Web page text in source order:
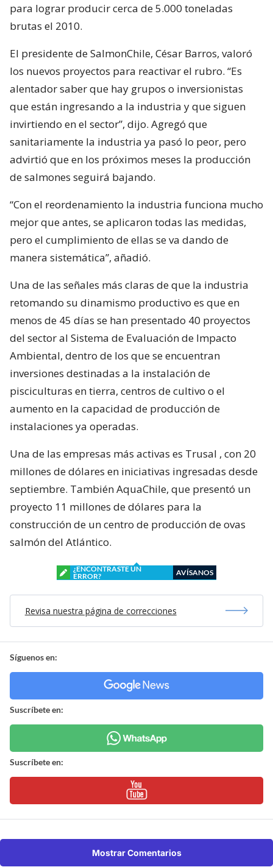
para lograr producir cerca de 5.000 toneladas
brutas el 2010.
El presidente de SalmonChile, César Barros, valoró
los nuevos proyectos para reactivar el rubro. “Es
alentador saber que hay grupos o inversionistas
que están ingresando a la industria y que siguen
invirtiendo en el sector”, dijo. Agregó que
sanitariamente la industria ya pasó lo peor, pero
advirtió que en los próximos meses la producción
de salmones seguirá bajando.
“Con el reordenamiento la industria funciona mucho
mejor que antes, se aplicaron todas las medidas,
pero el cumplimiento de ellas se va dando de
manera sistemática”, añadió.
Una de las señales más claras de que la industria
retomando su dinamismo productivo es que en
menos de 45 días se han presentado 40 proyectos
del sector al Sistema de Evaluación de Impacto
Ambiental, dentro de los que se encuentran
inversiones destinadas a la instalación de
pisciculturas en tierra, centros de cultivo o el
aumento en la capacidad de producción de
instalaciones ya operadas.
Una de las empresas más activas es Trusal , con 20
millones de dólares en iniciativas ingresadas desde
septiembre. También AquaChile, que presentó un
proyecto 11 millones de dólares para la
construcción de un centro de producción de ovas
salmón del Atlántico.
¿ENCONTRASTE UN
ERROR?
AVÍSANOS
Revisa nuestra página de correcciones
Síguenos en:
Suscríbete en:
Suscríbete en:
Mostrar Comentarios